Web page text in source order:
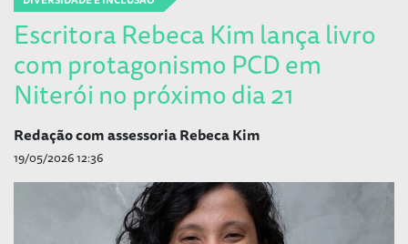
Escritora Rebeca Kim lança livro
com protagonismo PCD em
Niterói no próximo dia 21
Redação com assessoria Rebeca Kim
19/05/2026 12:36